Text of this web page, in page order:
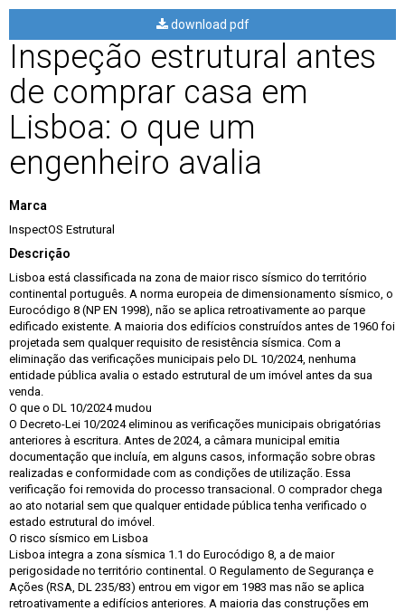
download pdf
Inspeção estrutural antes
de comprar casa em
Lisboa: o que um
engenheiro avalia
Marca
InspectOS Estrutural
Descrição
Lisboa está classificada na zona de maior risco sísmico do território
continental português. A norma europeia de dimensionamento sísmico, o
Eurocódigo 8 (NP EN 1998), não se aplica retroativamente ao parque
edificado existente. A maioria dos edifícios construídos antes de 1960 foi
projetada sem qualquer requisito de resistência sísmica. Com a
eliminação das verificações municipais pelo DL 10/2024, nenhuma
entidade pública avalia o estado estrutural de um imóvel antes da sua
venda.
O que o DL 10/2024 mudou
O Decreto-Lei 10/2024 eliminou as verificações municipais obrigatórias
anteriores à escritura. Antes de 2024, a câmara municipal emitia
documentação que incluía, em alguns casos, informação sobre obras
realizadas e conformidade com as condições de utilização. Essa
verificação foi removida do processo transacional. O comprador chega
ao ato notarial sem que qualquer entidade pública tenha verificado o
estado estrutural do imóvel.
O risco sísmico em Lisboa
Lisboa integra a zona sísmica 1.1 do Eurocódigo 8, a de maior
perigosidade no território continental. O Regulamento de Segurança e
Ações (RSA, DL 235/83) entrou em vigor em 1983 mas não se aplica
retroativamente a edifícios anteriores. A maioria das construções em